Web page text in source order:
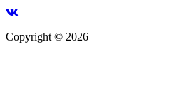
Copyright © 2026